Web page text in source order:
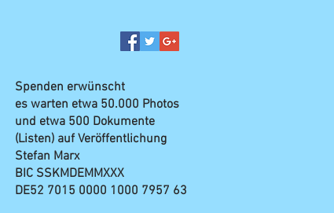
Spenden erwünscht
es warten etwa 50.000 Photos
und etwa 500 Dokumente
(Listen) auf Veröffentlichung
Stefan Marx
BIC SSKMDEMMXXX
DE52 7015 0000 1000 7957 63